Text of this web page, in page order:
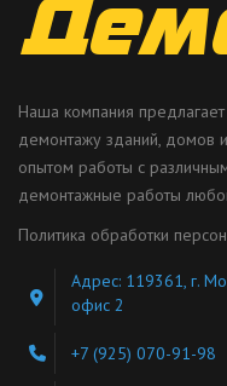
Наша компания
демонтажу зданий, домов
опытом работы с
демонтажные работы
Политика обработки
Адрес: 119361, г.
офис 2
+7 (925) 070-91-98